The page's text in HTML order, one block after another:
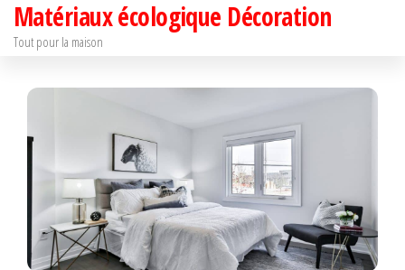
Passer
Matériaux écologique Décoration
Tout pour la maison